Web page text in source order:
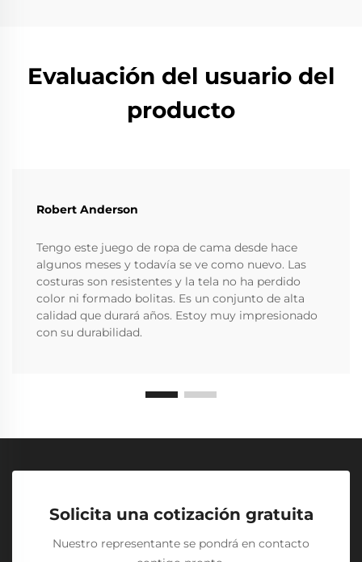
Evaluación del usuario del
producto
Robert Anderson
Tengo este juego de ropa de cama desde hace
algunos meses y todavía se ve como nuevo. Las
costuras son resistentes y la tela no ha perdido
color ni formado bolitas. Es un conjunto de alta
calidad que durará años. Estoy muy impresionado
con su durabilidad.
Solicita una cotización gratuita
Nuestro representante se pondrá en contacto